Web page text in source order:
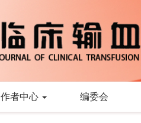
作者中心 编委会